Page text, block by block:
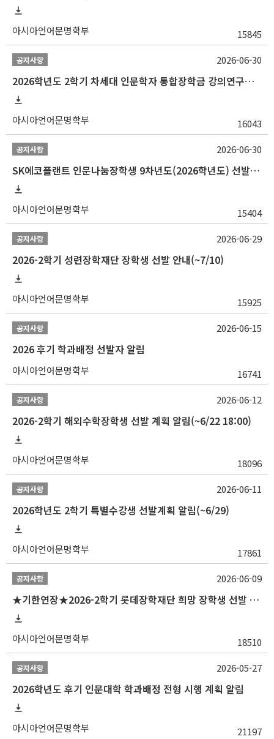
아시아언어문명학부 15845
공지사항
2026학년도 2학기 차세대 인문학자 통합장학금 강의연구조교 선발 안내(~7/8)
아시아언어문명학부 16043
2026-06-30
공지사항
SK에코플랜트 인문나눔장학생 9차년도(2026학년도) 선발 안내(~7/20)
아시아언어문명학부 15404
2026-06-30
공지사항
2026-2학기 성련장학재단 장학생 선발 안내(~7/10)
아시아언어문명학부 15925
2026-06-29
공지사항
2026 후기 학과배정 선발자 알림
아시아언어문명학부 16741
2026-06-15
공지사항
2026-2학기 해외수학장학생 선발 계획 알림(~6/22 18:00)
아시아언어문명학부 18096
2026-06-12
공지사항
2026학년도 2학기 특별수강생 선발계획 알림(~6/29)
아시아언어문명학부 17861
2026-06-11
공지사항
★기한연장★2026-2학기 롯데장학재단 희망 장학생 선발 안내(~6/15
아시아언어문명학부 18510
2026-06-09
공지사항
2026학년도 후기 인문대학 학과배정 전형 시행 계획 알림
아시아언어문명학부 21197
2026-05-27